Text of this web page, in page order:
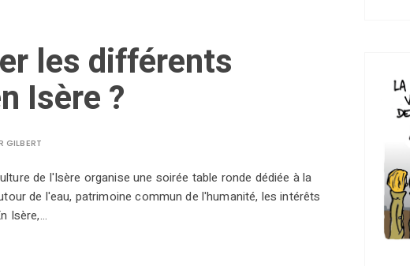
les différents
Isère ?
GILBERT
de l'Isère organise une soirée table ronde dédiée à la
de l'eau, patrimoine commun de l'humanité, les intérêts
Isère,…